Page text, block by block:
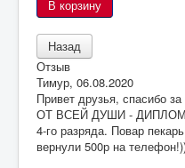
Отзыв
Тимур, 06.08.2020
Привет друзья, спасибо
ОТ ВСЕЙ ДУШИ - ДИПЛОМ
4-го разряда. Повар
вернули 500р на